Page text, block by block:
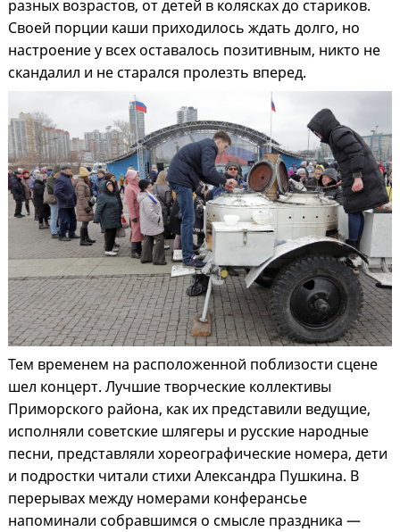
разных возрастов, от детей в колясках до стариков.
Своей порции каши приходилось ждать долго, но
настроение у всех оставалось позитивным, никто не
скандалил и не старался пролезть вперед.
Тем временем на расположенной поблизости сцене
шел концерт. Лучшие творческие коллективы
Приморского района, как их представили ведущие,
исполняли советские шлягеры и русские народные
песни, представляли хореографические номера, дети
и подростки читали стихи Александра Пушкина. В
перерывах между номерами конферансье
напоминали собравшимся о смысле праздника —